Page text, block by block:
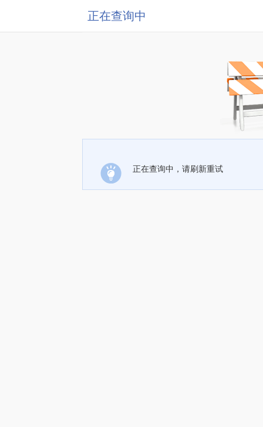
正在查询中
正在查询中，请刷新重试